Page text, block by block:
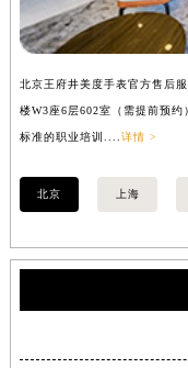
北京王府井美度手表官方售后
楼W3座6层602室（需提前预
标准的职业培训.... 详情 >
北京 上海